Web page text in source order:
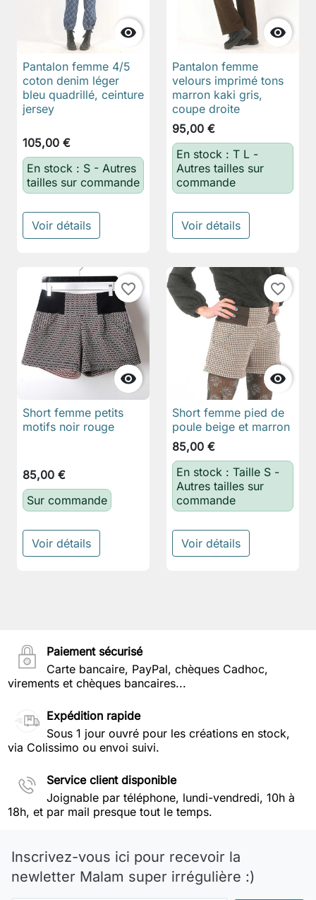

Pantalon femme 4/5
coton denim léger
bleu quadrillé, ceinture
jersey
105,00 €
En stock : S - Autres
tailles sur commande
Voir détails

Pantalon femme
velours imprimé tons
marron kaki gris,
coupe droite
95,00 €
En stock : T L -
Autres tailles sur
commande
Voir détails

favorite_border
Short femme petits
motifs noir rouge
85,00 €
Sur commande
Voir détails

favorite_border
Short femme pied de
poule beige et marron
85,00 €
En stock : Taille S -
Autres tailles sur
commande
Voir détails
Paiement sécurisé
Carte bancaire, PayPal, chèques Cadhoc,
virements et chèques bancaires...
Expédition rapide
Sous 1 jour ouvré pour les créations en stock,
via Colissimo ou envoi suivi.
Service client disponible
Joignable par téléphone, lundi-vendredi, 10h à
18h, et par mail presque tout le temps.
Inscrivez-vous ici pour recevoir la
newletter Malam super irrégulière :)